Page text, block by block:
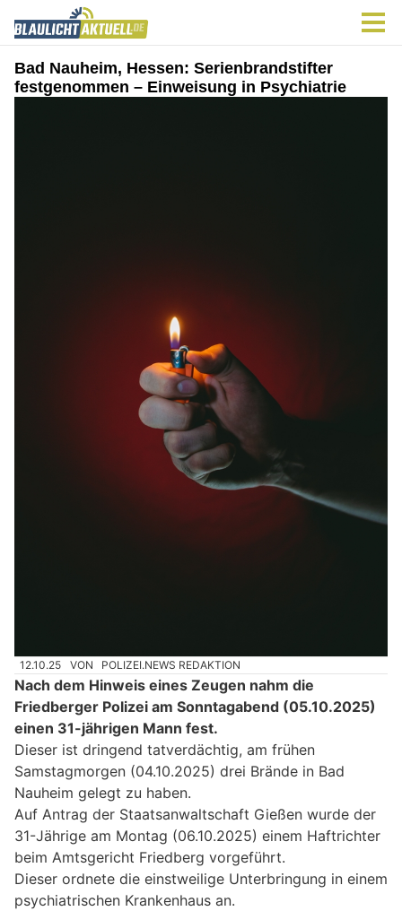
Bad Nauheim, Hessen: Serienbrandstifter
festgenommen – Einweisung in Psychiatrie
12.10.25 VON POLIZEI.NEWS REDAKTION
Nach dem Hinweis eines Zeugen nahm die
Friedberger Polizei am Sonntagabend (05.10.2025)
einen 31-jährigen Mann fest.
Dieser ist dringend tatverdächtig, am frühen
Samstagmorgen (04.10.2025) drei Brände in Bad
Nauheim gelegt zu haben.
Auf Antrag der Staatsanwaltschaft Gießen wurde der
31-Jährige am Montag (06.10.2025) einem Haftrichter
beim Amtsgericht Friedberg vorgeführt.
Dieser ordnete die einstweilige Unterbringung in einem
psychiatrischen Krankenhaus an.